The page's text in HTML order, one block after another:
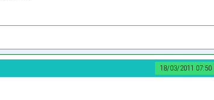
18/03/2011 07:50